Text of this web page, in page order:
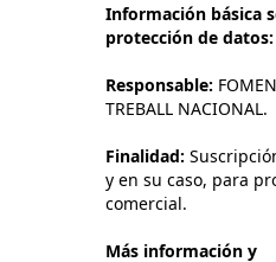
Información básica
protección de datos:
Responsable:
TREBALL NACIONAL.
Finalidad:
y en su caso, para
comercial.
Más información y